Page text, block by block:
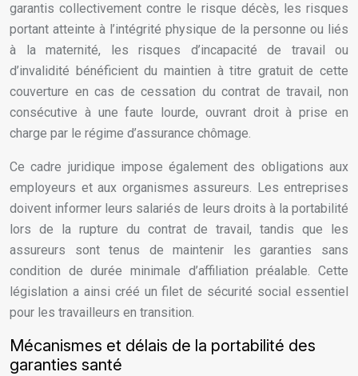
garantis collectivement contre le risque décès, les risques
portant atteinte à l’intégrité physique de la personne ou liés
à la maternité, les risques d’incapacité de travail ou
d’invalidité bénéficient du maintien à titre gratuit de cette
couverture en cas de cessation du contrat de travail, non
consécutive à une faute lourde, ouvrant droit à prise en
charge par le régime d’assurance chômage.
Ce cadre juridique impose également des obligations aux
employeurs et aux organismes assureurs. Les entreprises
doivent informer leurs salariés de leurs droits à la portabilité
lors de la rupture du contrat de travail, tandis que les
assureurs sont tenus de maintenir les garanties sans
condition de durée minimale d’affiliation préalable. Cette
législation a ainsi créé un filet de sécurité social essentiel
pour les travailleurs en transition.
Mécanismes et délais de la portabilité des
garanties santé